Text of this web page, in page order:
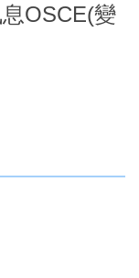
OSCE(變